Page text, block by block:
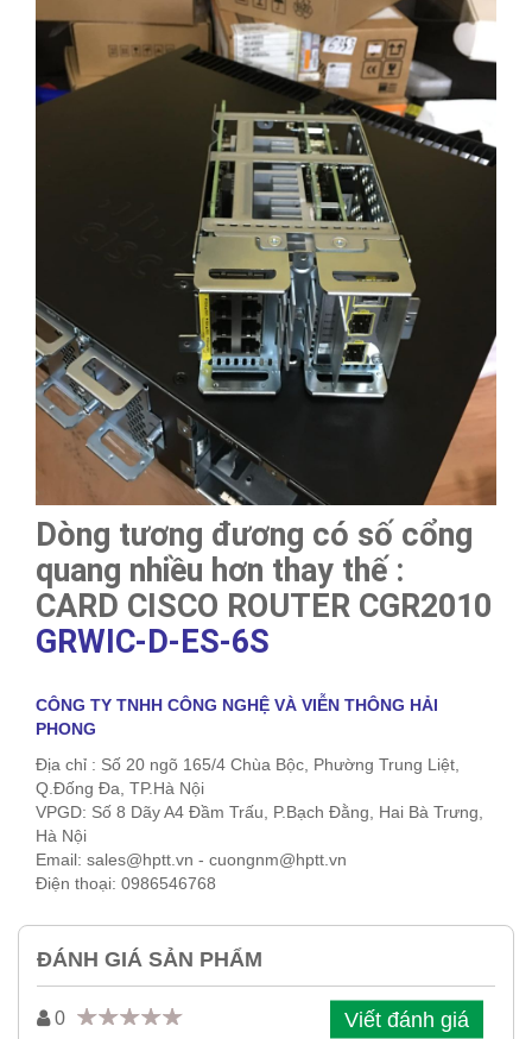
Dòng tương đương có số cổng
quang nhiều hơn thay thế :
CARD CISCO ROUTER CGR2010
GRWIC-D-ES-6S
CÔNG TY TNHH CÔNG NGHỆ VÀ VIỄN THÔNG HẢI
PHONG
Địa chỉ : Số 20 ngõ 165/4 Chùa Bộc, Phường Trung Liệt,
Q.Đống Đa, TP.Hà Nội
VPGD: Số 8 Dãy A4 Đầm Trấu, P.Bạch Đằng, Hai Bà Trưng,
Hà Nội
Email: sales@hptt.vn - cuongnm@hptt.vn
Điện thoại: 0986546768
ĐÁNH GIÁ SẢN PHẨM
0 Viết đánh giá